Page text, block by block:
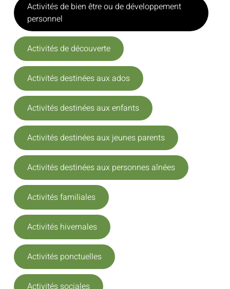
Activités de bien être ou de développement
personnel
Activités de découverte
Activités destinées aux ados
Activités destinées aux enfants
Activités destinées aux jeunes parents
Activités destinées aux personnes aînées
Activités familiales
Activités hivernales
Activités ponctuelles
Activités sociales